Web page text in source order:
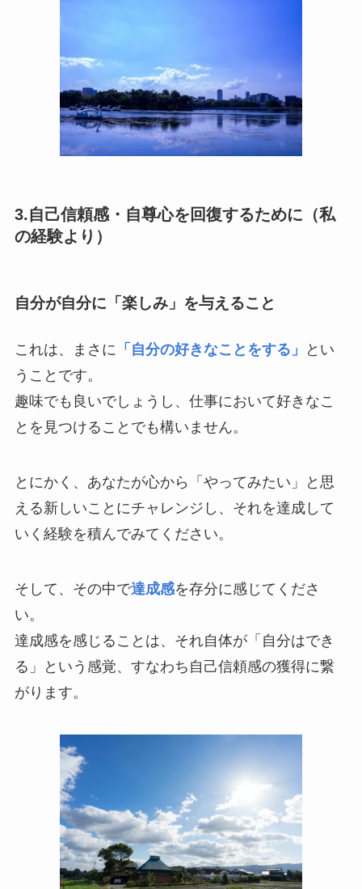
3.自己信頼感・自尊心を回復するために（私
の経験より）
自分が自分に「楽しみ」を与えること
これは、まさに 「自分の好きなことをする」
とい
うことです。
趣味でも良いでしょうし、仕事において好きなこ
とを見つけることでも構いません。
とにかく、あなたが心から「やってみたい」と思
える新しいことにチャレンジし、それを達成して
いく経験を積んでみてください。
そして、その中で達成感を存分に感じてくださ
い。
達成感を感じることは、それ自体が「自分はでき
る」という感覚、すなわち自己信頼感の獲得に繋
がります。